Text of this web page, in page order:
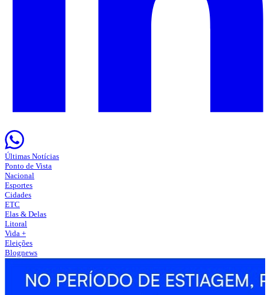
Últimas Notícias
Ponto de Vista
Nacional
Esportes
Cidades
ETC
Elas & Delas
Litoral
Vida +
Eleições
Blognews